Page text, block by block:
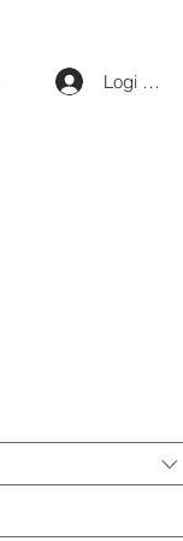
Logi sisse